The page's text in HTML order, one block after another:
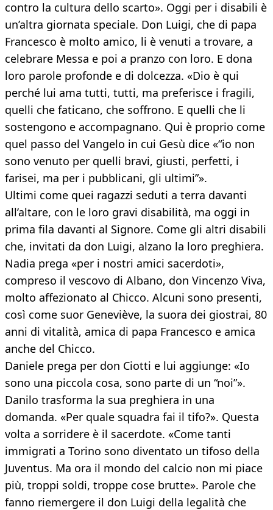
contro la cultura dello scarto». Oggi per i disabili è
un’altra giornata speciale. Don Luigi, che di papa
Francesco è molto amico, li è venuti a trovare, a
celebrare Messa e poi a pranzo con loro. E dona
loro parole profonde e di dolcezza. «Dio è qui
perché lui ama tutti, tutti, ma preferisce i fragili,
quelli che faticano, che soffrono. E quelli che li
sostengono e accompagnano. Qui è proprio come
quel passo del Vangelo in cui Gesù dice «“io non
sono venuto per quelli bravi, giusti, perfetti, i
farisei, ma per i pubblicani, gli ultimi”».
Ultimi come quei ragazzi seduti a terra davanti
all’altare, con le loro gravi disabilità, ma oggi in
prima fila davanti al Signore. Come gli altri disabili
che, invitati da don Luigi, alzano la loro preghiera.
Nadia prega «per i nostri amici sacerdoti»,
compreso il vescovo di Albano, don Vincenzo Viva,
molto affezionato al Chicco. Alcuni sono presenti,
così come suor Geneviève, la suora dei giostrai, 80
anni di vitalità, amica di papa Francesco e amica
anche del Chicco.
Daniele prega per don Ciotti e lui aggiunge: «Io
sono una piccola cosa, sono parte di un “noi”».
Danilo trasforma la sua preghiera in una
domanda. «Per quale squadra fai il tifo?». Questa
volta a sorridere è il sacerdote. «Come tanti
immigrati a Torino sono diventato un tifoso della
Juventus. Ma ora il mondo del calcio non mi piace
più, troppi soldi, troppe cose brutte». Parole che
fanno riemergere il don Luigi della legalità che